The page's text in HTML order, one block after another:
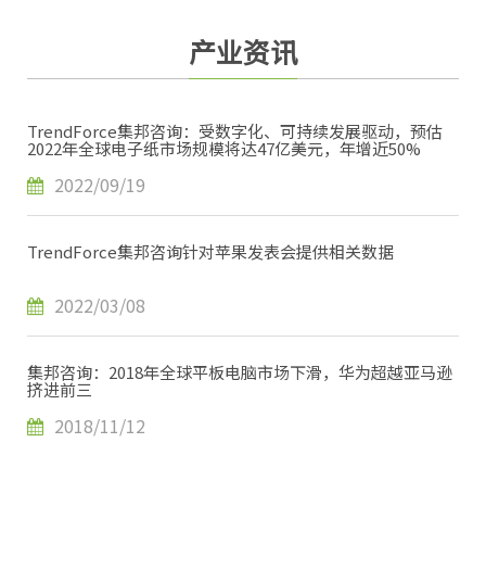
产业资讯
TrendForce集邦咨询：受数字化、可持续发展驱动，预估
2022年全球电子纸市场规模将达47亿美元，年增近50%
2022/09/19
TrendForce集邦咨询针对苹果发表会提供相关数据
2022/03/08
集邦咨询：2018年全球平板电脑市场下滑，华为超越亚马逊
挤进前三
2018/11/12